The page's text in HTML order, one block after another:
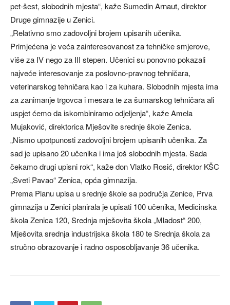
pet-šest, slobodnih mjesta“, kaže Sumedin Arnaut, direktor
Druge gimnazije u Zenici.
„Relativno smo zadovoljni brojem upisanih učenika.
Primjećena je veća zainteresovanost za tehničke smjerove,
više za IV nego za III stepen. Učenici su ponovno pokazali
najveće interesovanje za poslovno-pravnog tehničara,
veterinarskog tehničara kao i za kuhara. Slobodnih mjesta ima
za zanimanje trgovca i mesara te za šumarskog tehničara ali
uspjet ćemo da iskombiniramo odjeljenja“, kaže Amela
Mujaković, direktorica Mješovite srednje škole Zenica.
„Nismo upotpunosti zadovoljni brojem upisanih učenika. Za
sad je upisano 20 učenika i ima još slobodnih mjesta. Sada
čekamo drugi upisni rok“, kaže don Vlatko Rosić, direktor KŠC
„Sveti Pavao“ Zenica, opća gimnazija.
Prema Planu upisa u srednje škole sa područja Zenice, Prva
gimnazija u Zenici planirala je upisati 100 učenika, Medicinska
škola Zenica 120, Srednja mješovita škola „Mladost“ 200,
Mješovita srednja industrijska škola 180 te Srednja škola za
stručno obrazovanje i radno osposobljavanje 36 učenika.